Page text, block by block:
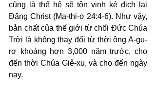
cũng là thế hệ sẽ tôn vinh kẻ địch lại
Đấng Christ (Ma-thi-ơ 24:4-6). Như vậy,
bản chất của thế giới từ chối Đức Chúa
Trời là không thay đổi từ thời ông A-gu-
rơ khoảng hơn 3,000 năm trước, cho
đến thời Chúa Giê-xu, và cho đến ngày
nay.